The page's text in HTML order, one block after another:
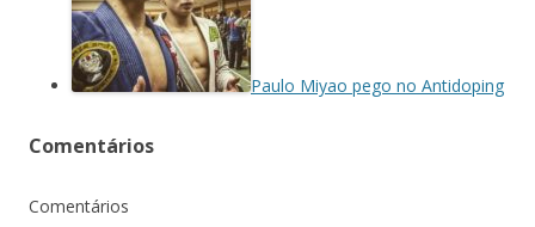
Paulo Miyao pego no Antidoping
Comentários
Comentários